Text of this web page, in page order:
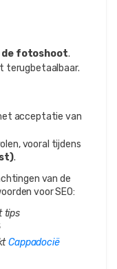
de fotoshoot.
terugbetaalbaar.
acceptatie van
vooral tijdens
.
van de
voor SEO:
tips
Cappadocië